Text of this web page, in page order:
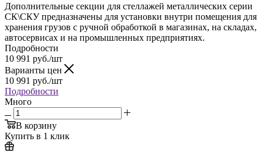
Дополнительные секции для стеллажей металлических серии
СК\СКУ предназначены для установки внутри помещения для
хранения грузов с ручной обработкой в магазинах, на складах,
автосервисах и на промышленных предприятиях.
Подробности
10 991 руб./шт
Варианты цен
10 991 руб./шт
Подробности
Много
В корзину
Купить в 1 клик